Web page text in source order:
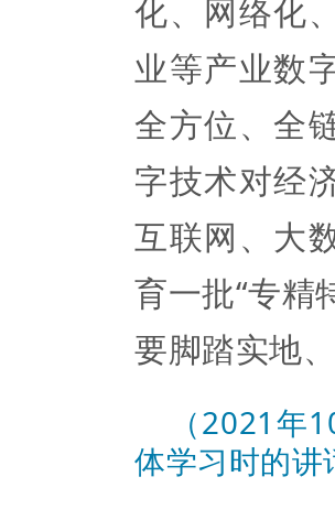
化、网络化
业等产业数
全方位、全
字技术对经
互联网、大
育一批“专精
要脚踏实地
（2021年
体学习时的讲